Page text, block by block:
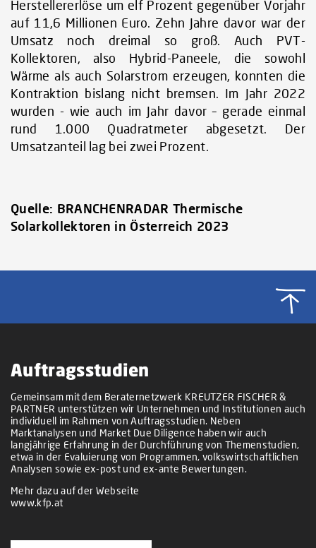
Herstellererlöse um elf Prozent gegenüber Vorjahr
auf 11,6 Millionen Euro. Zehn Jahre davor war der
Umsatz noch dreimal so groß. Auch PVT-
Kollektoren, also Hybrid-Paneele, die sowohl
Wärme als auch Solarstrom erzeugen, konnten die
Kontraktion bislang nicht bremsen. Im Jahr 2022
wurden - wie auch im Jahr davor – gerade einmal
rund 1.000 Quadratmeter abgesetzt. Der
Umsatzanteil lag bei zwei Prozent.
Quelle: BRANCHENRADAR Thermische
Solarkollektoren in Österreich 2023
Auftragsstudien
Gemeinsam mit dem Beraternetzwerk KREUTZER FISCHER &
PARTNER unterstützen wir Unternehmen und Institutionen auch
individuell im Rahmen von Auftragsstudien. Neben
Marktanalysen und Market Due Diligence haben wir auch
langjährige Erfahrung in der Durchführung von Themenstudien,
etwa in der Evaluierung von Programmen, volkswirtschaftlichen
Analysen sowie ex-post und ex-ante Bewertungen.
Mehr dazu auf der Webseite
www.kfp.at